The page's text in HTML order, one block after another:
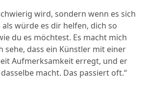
wird, sondern wenn es sich
würde es dir helfen, dich so
du es möchtest. Es macht mich
sehe, dass ein Künstler mit einer
Aufmerksamkeit erregt, und er
macht. Das passiert oft.“